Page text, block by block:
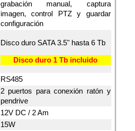
grabación manual, captura
imagen, control PTZ y guardar
configuración
Disco duro SATA 3.5" hasta 6 Tb
Disco duro 1 Tb incluido
RS485
2 puertos para conexión ratón y
pendrive
12V DC / 2 Am
15W